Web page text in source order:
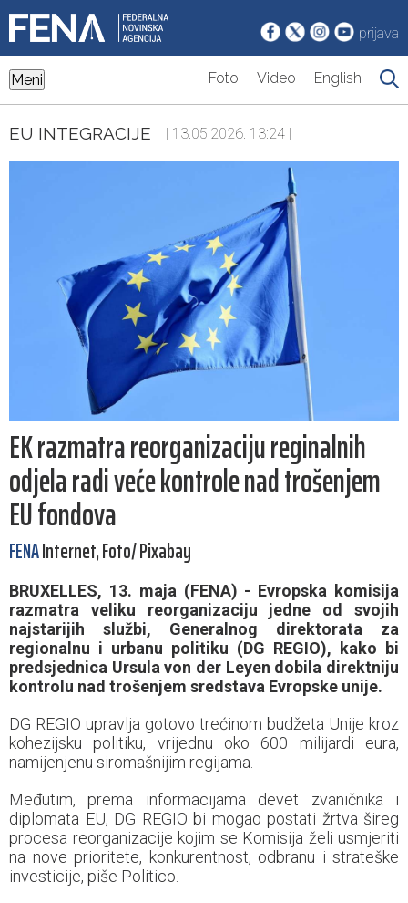
prijava
Meni Foto Video English
EU INTEGRACIJE | 13.05.2026. 13:24 |
EK razmatra reorganizaciju reginalnih
odjela radi veće kontrole nad trošenjem
EU fondova
FENAInternet, Foto/ Pixabay
BRUXELLES, 13. maja (FENA) - Evropska komisija
razmatra veliku reorganizaciju jedne od svojih
najstarijih službi, Generalnog direktorata za
regionalnu i urbanu politiku (DG REGIO), kako bi
predsjednica Ursula von der Leyen dobila direktniju
kontrolu nad trošenjem sredstava Evropske unije.
DG REGIO upravlja gotovo trećinom budžeta Unije kroz
kohezijsku politiku, vrijednu oko 600 milijardi eura,
namijenjenu siromašnijim regijama.
Međutim, prema informacijama devet zvaničnika i
diplomata EU, DG REGIO bi mogao postati žrtva šireg
procesa reorganizacije kojim se Komisija želi usmjeriti
na nove prioritete, konkurentnost, odbranu i strateške
investicije, piše Politico.